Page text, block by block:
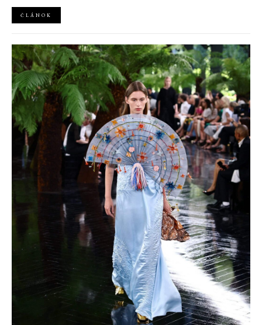
kamarátmi pri ohni.
ČLÁNOK